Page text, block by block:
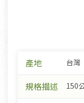
產地 台灣
規格描述 150